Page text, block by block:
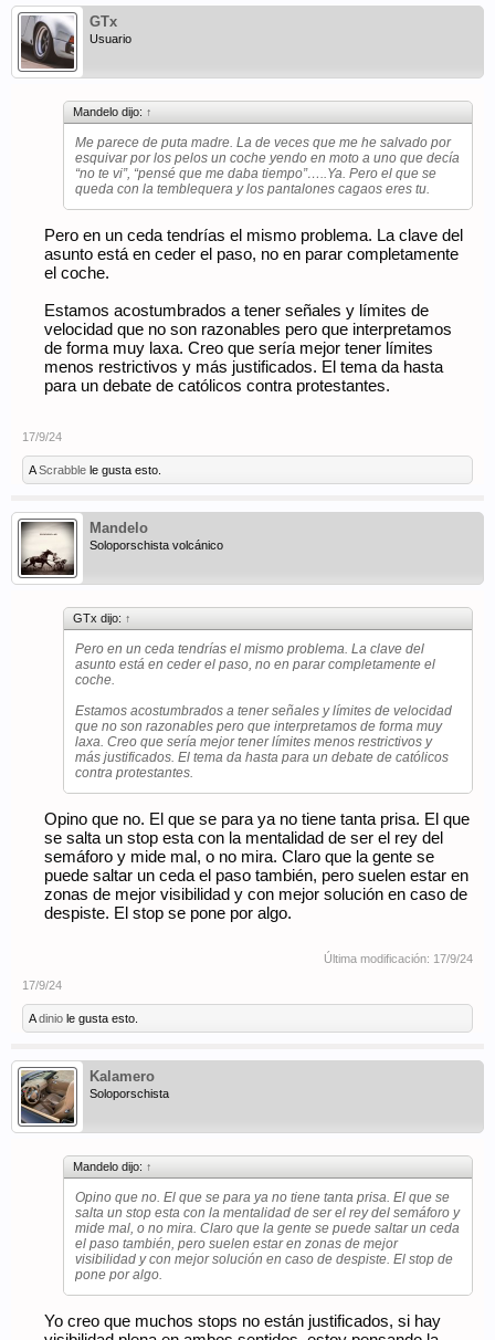
GTx
Usuario
Mandelo dijo: ↑
Me parece de puta madre. La de veces que me he salvado por
esquivar por los pelos un coche yendo en moto a uno que decía
“no te vi”, “pensé que me daba tiempo”…..Ya. Pero el que se
queda con la temblequera y los pantalones cagaos eres tu.
Pero en un ceda tendrías el mismo problema. La clave del
asunto está en ceder el paso, no en parar completamente
el coche.
Estamos acostumbrados a tener señales y límites de
velocidad que no son razonables pero que interpretamos
de forma muy laxa. Creo que sería mejor tener límites
menos restrictivos y más justificados. El tema da hasta
para un debate de católicos contra protestantes.
17/9/24
AScrabble le gusta esto.
Mandelo
Soloporschista volcánico
GTx dijo: ↑
Pero en un ceda tendrías el mismo problema. La clave del
asunto está en ceder el paso, no en parar completamente el
coche.
Estamos acostumbrados a tener señales y límites de velocidad
que no son razonables pero que interpretamos de forma muy
laxa. Creo que sería mejor tener límites menos restrictivos y
más justificados. El tema da hasta para un debate de católicos
contra protestantes.
Opino que no. El que se para ya no tiene tanta prisa. El que
se salta un stop esta con la mentalidad de ser el rey del
semáforo y mide mal, o no mira. Claro que la gente se
puede saltar un ceda el paso también, pero suelen estar en
zonas de mejor visibilidad y con mejor solución en caso de
despiste. El stop se pone por algo.
Última modificación: 17/9/24
17/9/24
Adinio le gusta esto.
Kalamero
Soloporschista
Mandelo dijo: ↑
Opino que no. El que se para ya no tiene tanta prisa. El que se
salta un stop esta con la mentalidad de ser el rey del semáforo y
mide mal, o no mira. Claro que la gente se puede saltar un ceda
el paso también, pero suelen estar en zonas de mejor
visibilidad y con mejor solución en caso de despiste. El stop de
pone por algo.
Yo creo que muchos stops no están justificados, si hay